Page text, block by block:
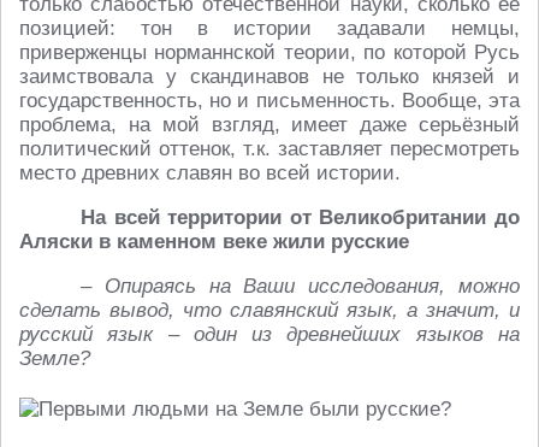
позицией: тон в истории задавали немцы,
приверженцы норманнской теории, по которой Русь
заимствовала у скандинавов не только князей и
государственность, но и письменность. Вообще, эта
проблема, на мой взгляд, имеет даже серьёзный
политический оттенок, т.к. заставляет пересмотреть
место древних славян во всей истории.
На всей территории от Великобритании до
Аляски в каменном веке жили русские
– Опираясь на Ваши исследования, можно
сделать вывод, что славянский язык, а значит, и
русский язык – один из древнейших языков на
Земле?